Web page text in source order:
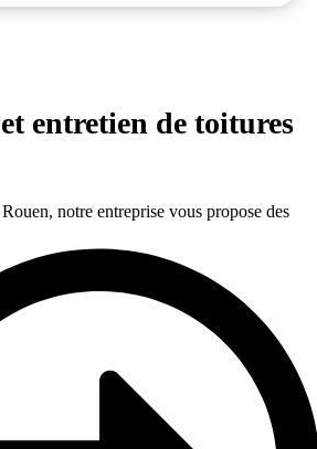
entretien de toitures
notre entreprise vous propose des